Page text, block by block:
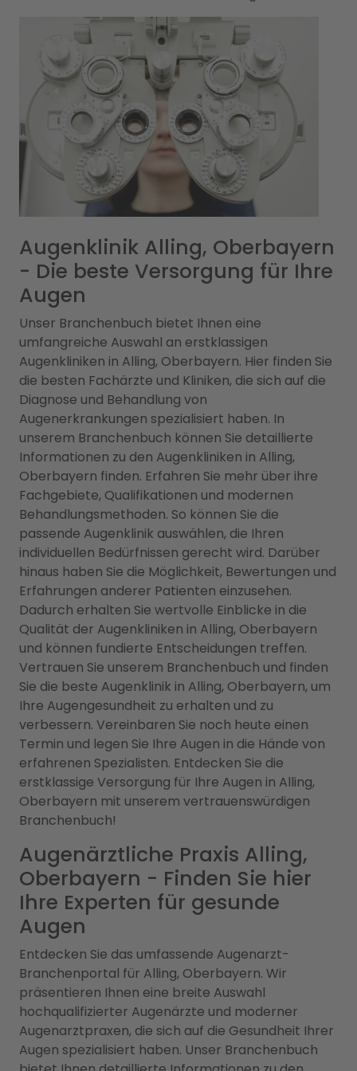
Augenklinik Alling, Oberbayern
- Die beste Versorgung für Ihre
Augen
Unser Branchenbuch bietet Ihnen eine
umfangreiche Auswahl an erstklassigen
Augenkliniken in Alling, Oberbayern. Hier finden Sie
die besten Fachärzte und Kliniken, die sich auf die
Diagnose und Behandlung von
Augenerkrankungen spezialisiert haben. In
unserem Branchenbuch können Sie detaillierte
Informationen zu den Augenkliniken in Alling,
Oberbayern finden. Erfahren Sie mehr über ihre
Fachgebiete, Qualifikationen und modernen
Behandlungsmethoden. So können Sie die
passende Augenklinik auswählen, die Ihren
individuellen Bedürfnissen gerecht wird. Darüber
hinaus haben Sie die Möglichkeit, Bewertungen und
Erfahrungen anderer Patienten einzusehen.
Dadurch erhalten Sie wertvolle Einblicke in die
Qualität der Augenkliniken in Alling, Oberbayern
und können fundierte Entscheidungen treffen.
Vertrauen Sie unserem Branchenbuch und finden
Sie die beste Augenklinik in Alling, Oberbayern, um
Ihre Augengesundheit zu erhalten und zu
verbessern. Vereinbaren Sie noch heute einen
Termin und legen Sie Ihre Augen in die Hände von
erfahrenen Spezialisten. Entdecken Sie die
erstklassige Versorgung für Ihre Augen in Alling,
Oberbayern mit unserem vertrauenswürdigen
Branchenbuch!
Augenärztliche Praxis Alling,
Oberbayern - Finden Sie hier
Ihre Experten für gesunde
Augen
Entdecken Sie das umfassende Augenarzt-
Branchenportal für Alling, Oberbayern. Wir
präsentieren Ihnen eine breite Auswahl
hochqualifizierter Augenärzte und moderner
Augenarztpraxen, die sich auf die Gesundheit Ihrer
Augen spezialisiert haben. Unser Branchenbuch